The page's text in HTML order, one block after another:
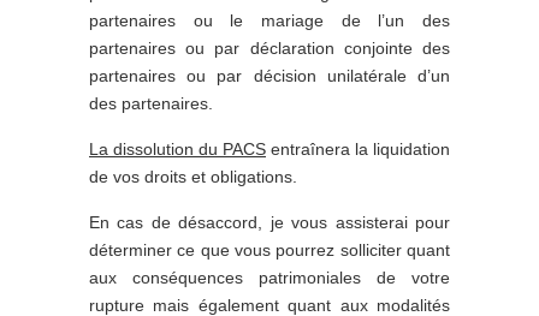
partenaires ou le mariage de l’un des
partenaires ou par déclaration conjointe des
partenaires ou par décision unilatérale d’un
des partenaires.
La dissolution du PACS entraînera la liquidation
de vos droits et obligations.
En cas de désaccord, je vous assisterai pour
déterminer ce que vous pourrez solliciter quant
aux conséquences patrimoniales de votre
rupture mais également quant aux modalités